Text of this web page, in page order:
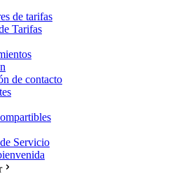
de tarifas
Tarifas
de contacto
Servicio